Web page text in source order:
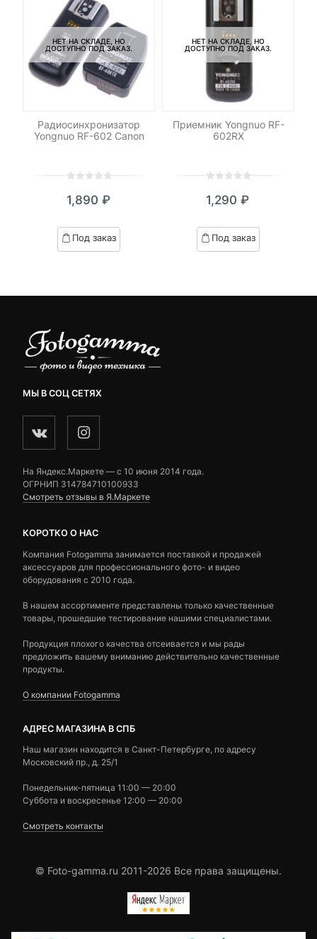
НЕТ НА СКЛАДЕ, НО
ДОСТУПНО ПОД ЗАКАЗ.
Радиосинхронизатор
Yongnuo RF-602 Canon
out
based
on
1,890 ₽
Под заказ
НЕТ НА СКЛАДЕ, НО
ДОСТУПНО ПОД ЗАКАЗ.
Приемник Yongnuo RF-
602RX
out
based
on
1,290 ₽
Под заказ
МЫ В СОЦ СЕТЯХ
На Яндекс.Маркете — c 10 июня 2014 года.
ОГРНИП 314784710100933
Смотреть отзывы в Я.Маркете
КОРОТКО О НАС
Компания Fotogamma занимается поставкой и продажей
аксессуаров для профессионального фото- и видео
оборудования с 2010 года.
В нашем ассортименте представлены только качественные
товары, прошедшие тестирование нашими специалистами.
Продукция плохого качества отсеивается и мы рады
предложить вашему вниманию действительно качественные
продукты.
О компании Fotogamma
АДРЕС МАГАЗИНА В СПБ
Наш магазин находится в Санкт-Петербурге, по адресу
Московский пр., д. 25/1
Понедельник-пятница 11:00 — 20:00
Суббота и воскресенье 12:00 — 20:00
Смотреть контакты
© Foto-gamma.ru 2011-2026 Все права защищены.